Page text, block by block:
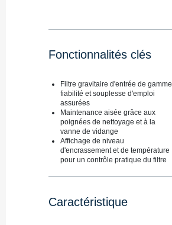
Fonctionnalités clés
Filtre gravitaire d'entrée de gamme,
fiabilité et souplesse d'emploi
assurées
Maintenance aisée grâce aux
poignées de nettoyage et à la
vanne de vidange
Affichage de niveau
d'encrassement et de température
pour un contrôle pratique du filtre
Caractéristique